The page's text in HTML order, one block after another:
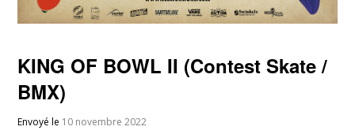
KING OF BOWL II (Contest Skate /
BMX)
Envoyé le 10 novembre 2022